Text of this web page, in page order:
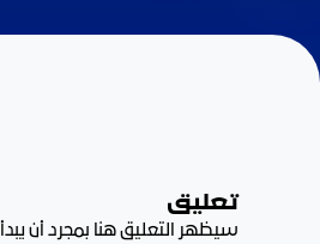
تعليق
سيظهر التعليق هنا بمجرد أن يبدأ